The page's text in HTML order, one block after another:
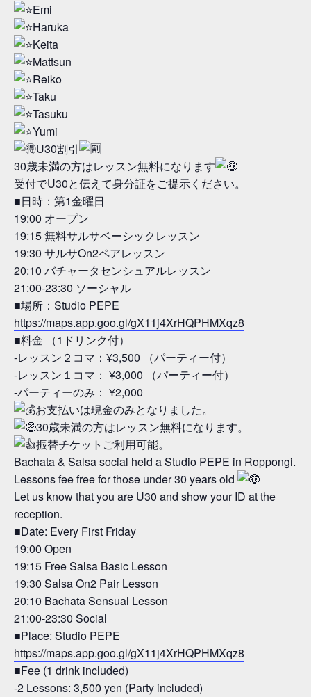
Emi
Haruka
Keita
Mattsun
Reiko
Taku
Tasuku
Yumi
U30割引
30歳未満の方はレッスン無料になります
受付でU30と伝えて身分証をご提示ください。
■日時：第1金曜日
19:00 オープン
19:15 無料サルサベーシックレッスン
19:30 サルサOn2ペアレッスン
20:10 バチャータセンシュアルレッスン
21:00-23:30 ソーシャル
■場所：Studio PEPE
https://maps.app.goo.gl/gX11j4XrHQPHMXqz8
■料金 （1ドリンク付）
-レッスン２コマ：¥3,500 （パーティー付）
-レッスン１コマ： ¥3,000 （パーティー付）
-パーティーのみ： ¥2,000
お支払いは現金のみとなりました。
30歳未満の方はレッスン無料になります。
振替チケットご利用可能。
Bachata & Salsa social held a Studio PEPE in Roppongi.
Lessons fee free for those under 30 years old
Let us know that you are U30 and show your ID at the
reception.
■Date: Every First Friday
19:00 Open
19:15 Free Salsa Basic Lesson
19:30 Salsa On2 Pair Lesson
20:10 Bachata Sensual Lesson
21:00-23:30 Social
■Place: Studio PEPE
https://maps.app.goo.gl/gX11j4XrHQPHMXqz8
■Fee (1 drink included)
-2 Lessons: 3,500 yen (Party included)